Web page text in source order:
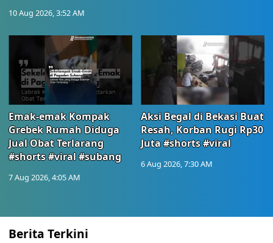
10 Aug 2026, 3:52 AM
Emak-emak Kompak
Grebek Rumah Diduga
Jual Obat Terlarang
#shorts #viral #subang
7 Aug 2026, 4:05 AM
Aksi Begal di Bekasi Buat
Resah, Korban Rugi Rp30
Juta #shorts #viral
6 Aug 2026, 7:30 AM
Berita Terkini